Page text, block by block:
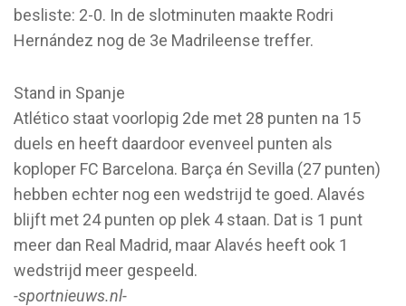
besliste: 2-0. In de slotminuten maakte Rodri
Hernández nog de 3e Madrileense treffer.
Stand in Spanje
Atlético staat voorlopig 2de met 28 punten na 15
duels en heeft daardoor evenveel punten als
koploper FC Barcelona. Barça én Sevilla (27 punten)
hebben echter nog een wedstrijd te goed. Alavés
blijft met 24 punten op plek 4 staan. Dat is 1 punt
meer dan Real Madrid, maar Alavés heeft ook 1
wedstrijd meer gespeeld.
-sportnieuws.nl-